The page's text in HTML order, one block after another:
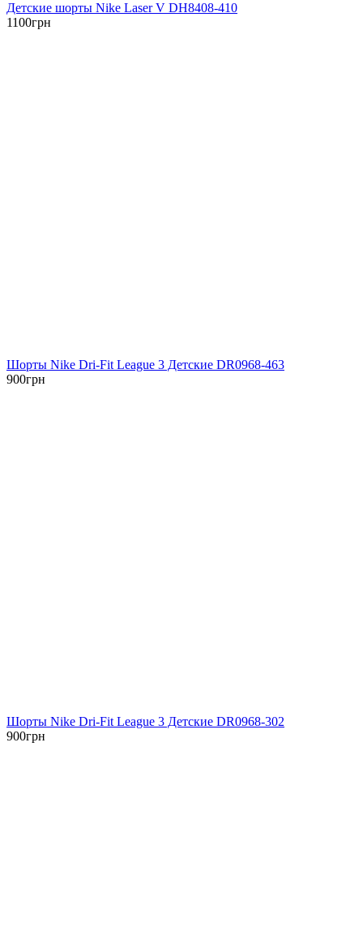
Детские шорты Nike Laser V DH8408-410
1100грн
Шорты Nike Dri-Fit League 3 Детские DR0968-463
900грн
Шорты Nike Dri-Fit League 3 Детские DR0968-302
900грн